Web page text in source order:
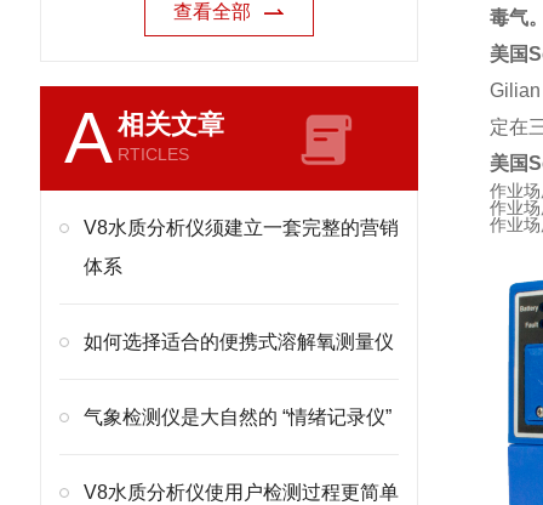
查看全部
A相关文章
RTICLES
V8水质分析仪须建立一套完整的营销
体系
如何选择适合的便携式溶解氧测量仪
气象检测仪是大自然的 “情绪记录仪”
V8水质分析仪使用户检测过程更简单
毒气
美国
定在
美国
作业
作业
作业